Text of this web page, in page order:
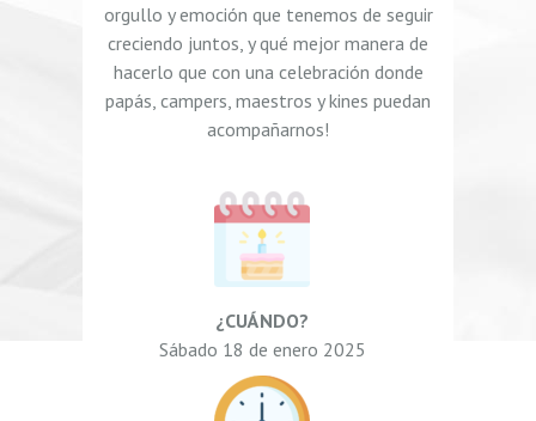
orgullo y emoción que tenemos de seguir
creciendo juntos, y qué mejor manera de
hacerlo que con una celebración donde
papás, campers, maestros y kines puedan
acompañarnos!
¿CUÁNDO?
Sábado 18 de enero 2025